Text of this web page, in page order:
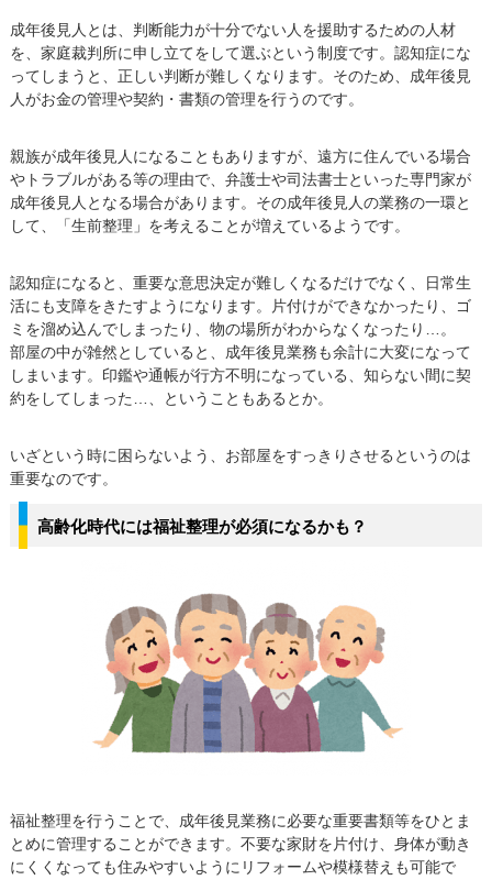
成年後見人とは、判断能力が十分でない人を援助するための人材
を、家庭裁判所に申し立てをして選ぶという制度です。認知症にな
ってしまうと、正しい判断が難しくなります。そのため、成年後見
人がお金の管理や契約・書類の管理を行うのです。
親族が成年後見人になることもありますが、遠方に住んでいる場合
やトラブルがある等の理由で、弁護士や司法書士といった専門家が
成年後見人となる場合があります。その成年後見人の業務の一環と
して、「生前整理」を考えることが増えているようです。
認知症になると、重要な意思決定が難しくなるだけでなく、日常生
活にも支障をきたすようになります。片付けができなかったり、ゴ
ミを溜め込んでしまったり、物の場所がわからなくなったり…。
部屋の中が雑然としていると、成年後見業務も余計に大変になって
しまいます。印鑑や通帳が行方不明になっている、知らない間に契
約をしてしまった…、ということもあるとか。
いざという時に困らないよう、お部屋をすっきりさせるというのは
重要なのです。
高齢化時代には福祉整理が必須になるかも？
福祉整理を行うことで、成年後見業務に必要な重要書類等をひとま
とめに管理することができます。不要な家財を片付け、身体が動き
にくくなっても住みやすいようにリフォームや模様替えも可能で